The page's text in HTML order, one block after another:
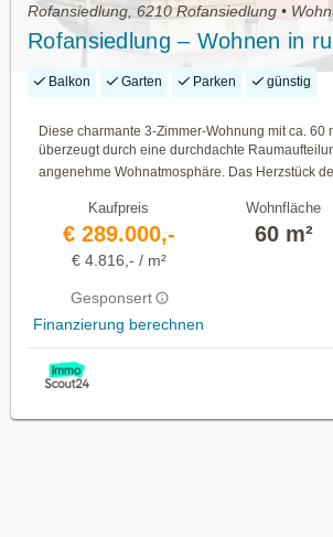
Rofansiedlung, 6210 Rofansiedlung •
Rofansiedlung – Wohnen in
Balkon Garten Parken günstig
Diese charmante 3-Zimmer-Wohnung mit ca. 60
überzeugt durch eine durchdachte
angenehme Wohnatmosphäre. Das Herzstück
Kaufpreis
€ 289.000,-
€ 4.816,- / m²
Gesponsert
Finanzierung berechnen
Wohnfläche
60 m²